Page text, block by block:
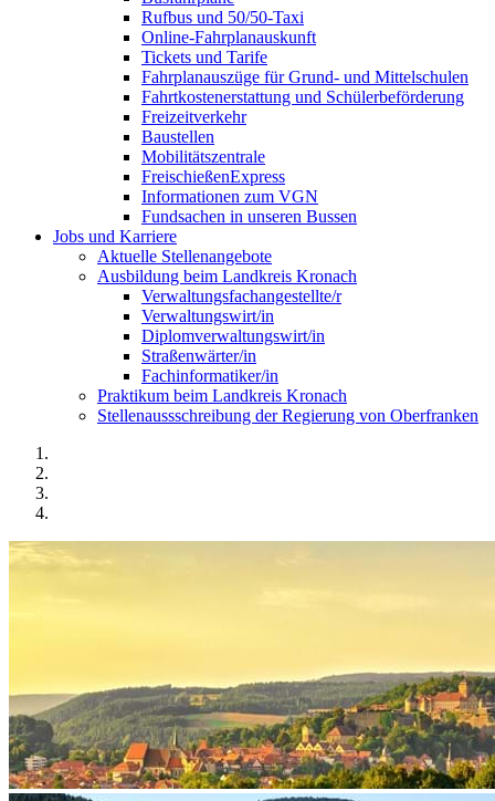
Rufbus und 50/50-Taxi
Online-Fahrplanauskunft
Tickets und Tarife
Fahrplanauszüge für Grund- und Mittelschulen
Fahrtkostenerstattung und Schülerbeförderung
Freizeitverkehr
Baustellen
Mobilitätszentrale
FreischießenExpress
Informationen zum VGN
Fundsachen in unseren Bussen
Jobs und Karriere
Aktuelle Stellenangebote
Ausbildung beim Landkreis Kronach
Verwaltungsfachangestellte/r
Verwaltungswirt/in
Diplomverwaltungswirt/in
Straßenwärter/in
Fachinformatiker/in
Praktikum beim Landkreis Kronach
Stellenaussschreibung der Regierung von Oberfranken